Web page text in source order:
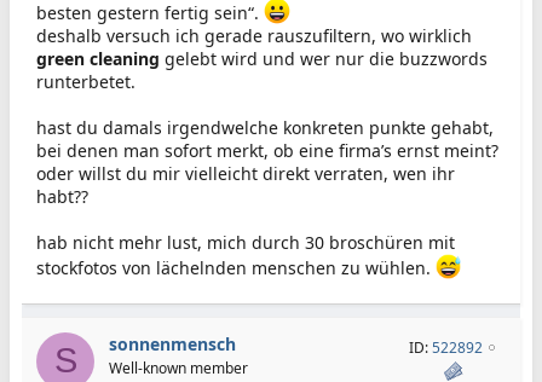
besten gestern fertig sein“.
deshalb versuch ich gerade rauszufiltern, wo wirklich
green cleaning gelebt wird und wer nur die buzzwords
runterbetet.
hast du damals irgendwelche konkreten punkte gehabt,
bei denen man sofort merkt, ob eine firma’s ernst meint?
oder willst du mir vielleicht direkt verraten, wen ihr
habt??
hab nicht mehr lust, mich durch 30 broschüren mit
stockfotos von lächelnden menschen zu wühlen.
S sonnenmensch
Well-known member
ID:522892